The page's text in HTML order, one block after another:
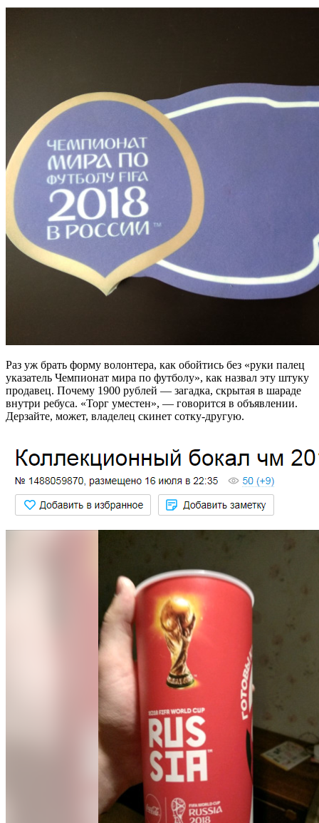
Раз уж брать форму волонтера, как обойтись без «руки палец
указатель Чемпионат мира по футболу», как назвал эту штуку
продавец. Почему 1900 рублей — загадка, скрытая в шараде
внутри ребуса. «Торг уместен», — говорится в объявлении.
Дерзайте, может, владелец скинет сотку-другую.